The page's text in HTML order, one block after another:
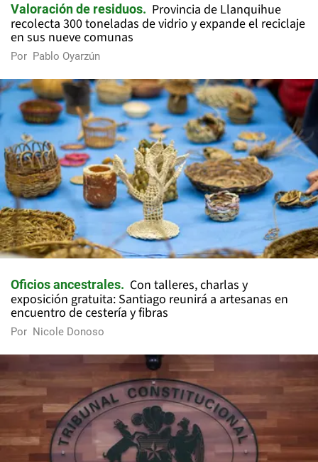
Valoración de residuos
Provincia de Llanquihue
recolecta 300 toneladas de vidrio y expande el reciclaje
en sus nueve comunas
Por Pablo Oyarzún
Oficios ancestrales
Con talleres, charlas y
exposición gratuita: Santiago reunirá a artesanas en
encuentro de cestería y fibras
Por Nicole Donoso